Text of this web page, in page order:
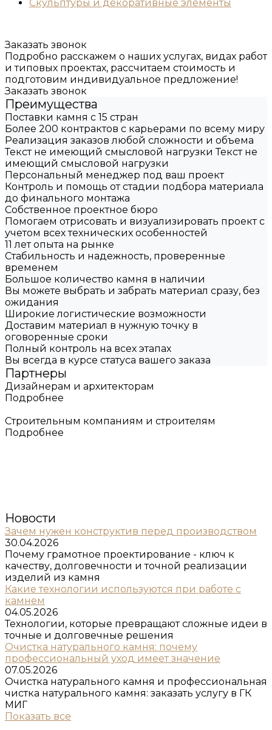
Скульптуры и декоративные элементы
Заказать звонок
Подробно расскажем о наших услугах, видах работ
и типовых проектах, рассчитаем стоимость и
подготовим индивидуальное предложение!
Заказать звонок
Преимущества
Поставки камня с 15 стран
Более 200 контрактов с карьерами по всему миру
Реализация заказов любой сложности и объема
Текст не имеющий смысловой нагрузки Текст не
имеющий смысловой нагрузки
Персональный менеджер под ваш проект
Контроль и помощь от стадии подбора материала
до финального монтажа
Собственное проектное бюро
Помогаем отрисовать и визуализировать проект с
учетом всех технических особенностей
11 лет опыта на рынке
Стабильность и надежность, проверенные
временем
Большое количество камня в наличии
Вы можете выбрать и забрать материал сразу, без
ожидания
Широкие логистические возможности
Доставим материал в нужную точку в
оговоренные сроки
Полный контроль на всех этапах
Вы всегда в курсе статуса вашего заказа
Партнеры
Дизайнерам и архитекторам
Подробнее
Строительным компаниям и строителям
Подробнее
Новости
Зачем нужен конструктив перед производством
30.04.2026
Почему грамотное проектирование - ключ к
качеству, долговечности и точной реализации
изделий из камня
Какие технологии используются при работе с
камнем
04.05.2026
Технологии, которые превращают сложные идеи в
точные и долговечные решения
Очистка натурального камня: почему
профессиональный уход имеет значение
07.05.2026
Очистка натурального камня и профессиональная
чистка натурального камня: заказать услугу в ГК
МИГ
Показать все